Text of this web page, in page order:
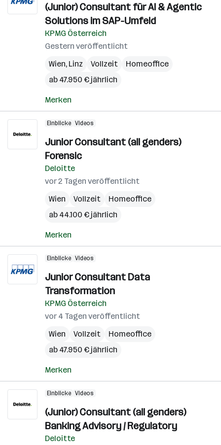
(Junior) Consultant für AI & Agentic
Solutions im SAP-Umfeld
KPMG Österreich
Gestern veröffentlicht
Wien, Linz Vollzeit
Homeoffice
ab 47.950 € jährlich
Merken
Einblicke Videos
Junior Consultant (all genders)
Forensic
Deloitte
vor 2 Tagen veröffentlicht
Wien
Vollzeit
Homeoffice
ab 44.100 € jährlich
Merken
Einblicke Videos
Junior Consultant Data
Transformation
KPMG Österreich
vor 4 Tagen veröffentlicht
Wien
Vollzeit
Homeoffice
ab 47.950 € jährlich
Merken
Einblicke Videos
(Junior) Consultant (all genders)
Banking Advisory / Regulatory
Deloitte